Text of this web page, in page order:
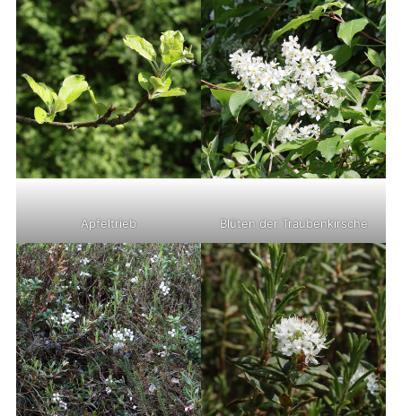
Apfeltrieb Blüten der Traubenkirsche